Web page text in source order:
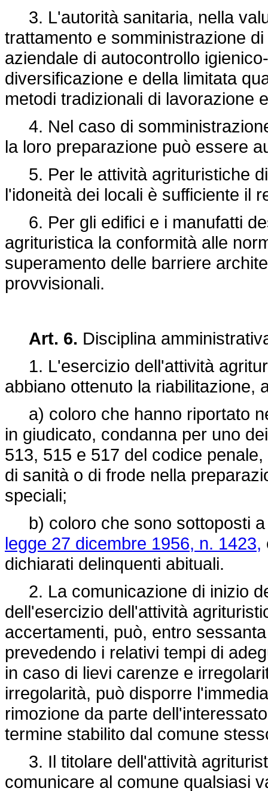
3. L'autorità sanitaria, nella
trattamento e somministrazione
aziendale di autocontrollo
diversificazione e della limitata
metodi tradizionali di lavorazione
4. Nel caso di
la loro preparazione può essere
5. Per le attività agrituristiche
l'idoneità dei locali è sufficiente il
6. Per gli edifici e i manufatti
agrituristica la conformità alle
superamento delle barriere
provvisionali.
Art. 6. Disciplina
1. L'esercizio dell'attività
abbiano ottenuto la riabilitazione,
a) coloro che hanno riportato
in giudicato, condanna per uno
513, 515 e 517 del codice
di sanità o di frode nella
speciali;
b) coloro che sono sottoposti a
legge 27 dicembre 1956, n. 1423,
dichiarati delinquenti abituali.
2. La comunicazione di inizio
dell'esercizio dell'attività
accertamenti, può, entro
prevedendo i relativi tempi di
in caso di lievi carenze e
irregolarità, può disporre
rimozione da parte
termine stabilito dal comune
3. Il titolare dell'attività
comunicare al comune qualsiasi